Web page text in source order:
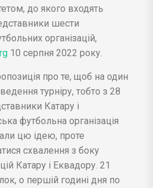
до якого входять
шести
організацій,
10 серпня 2022 року.
про те, щоб на один
турніру, тобто з 28
Катару і
футбольна організація
цю ідею, проте
схвалення з боку
Катару і Еквадору. 21
о першій годині дня по